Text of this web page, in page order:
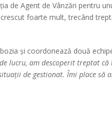
de Agent de Vânzări pentru
foarte mult, trecând
și coordonează două
lucru, am descoperit treptat
de gestionat. Îmi place